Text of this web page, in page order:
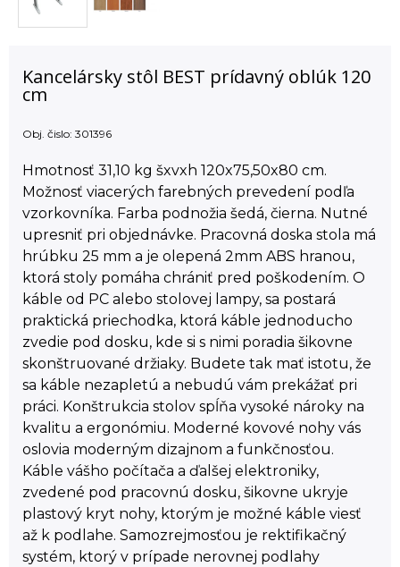
Kancelársky stôl BEST prídavný oblúk 120
cm
Obj. čislo: 301396
Hmotnosť 31,10 kg šxvxh 120x75,50x80 cm.
Možnosť viacerých farebných prevedení podľa
vzorkovníka. Farba podnožia šedá, čierna. Nutné
upresniť pri objednávke. Pracovná doska stola má
hrúbku 25 mm a je olepená 2mm ABS hranou,
ktorá stoly pomáha chrániť pred poškodením. O
káble od PC alebo stolovej lampy, sa postará
praktická priechodka, ktorá káble jednoducho
zvedie pod dosku, kde si s nimi poradia šikovne
skonštruované držiaky. Budete tak mať istotu, že
sa káble nezapletú a nebudú vám prekážať pri
práci. Konštrukcia stolov spĺňa vysoké nároky na
kvalitu a ergonómiu. Moderné kovové nohy vás
oslovia moderným dizajnom a funkčnosťou.
Káble vášho počítača a ďalšej elektroniky,
zvedené pod pracovnú dosku, šikovne ukryje
plastový kryt nohy, ktorým je možné káble viesť
až k podlahe. Samozrejmosťou je rektifikačný
systém, ktorý v prípade nerovnej podlahy